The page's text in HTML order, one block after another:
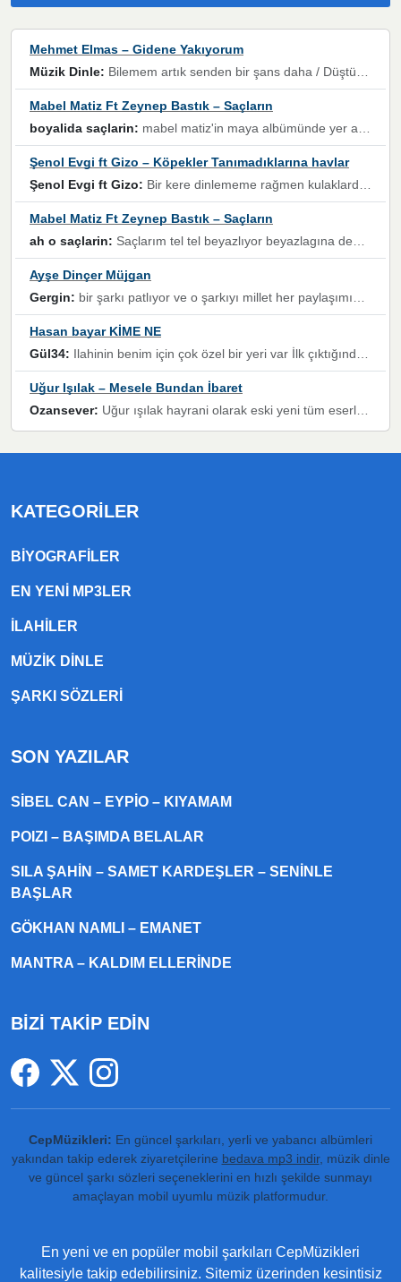
Mehmet Elmas – Gidene Yakıyorum
Müzik Dinle: Bilemem artık senden bir şans daha / Düştüğün zaman ben olmayacağım yanında” dizeleri, artık geçmişin tekrarına izin verilmeyeceğini, kişisel sınırların çizildiğini gösteriyor.
Mabel Matiz Ft Zeynep Bastık – Saçların
boyalida saçlarin: mabel matiz'in maya albümünde yer alan güzellerden. parça da şarkı hani! müzikal altyapısına vurulduğum, sözlerinde kaybolduğum bir parça olmuş.
Şenol Evgi ft Gizo – Köpekler Tanımadıklarına havlar
Şenol Evgi ft Gizo: Bir kere dinlememe rağmen kulaklardan gitmiyor sen sen sen sen kurban ol sen sen sen sen hayran ol yükses ses müzik dinleme sebebisiniz canlar bomba gibi patladınız maşallah
Mabel Matiz Ft Zeynep Bastık – Saçların
ah o saçlarin: Saçlarım tel tel beyazlıyor beyazlagına degil yanımda sen yoksun ona üzülüyorum günler bir bir geçiyor geçen günlere değil sensiz geçen günlere darılıyorum,Dinledikce asla kavusamayacagim ama asla unutamicagim sevdiğim adam için yanar içim
Ayşe Dinçer Müjgan
Gergin: bir şarkı patlıyor ve o şarkıyı millet her paylaşımın altına koyuyor ve öyle bir durum hal alıyor ki şarkıyı dinlemeden şarkıdan bikıyorsun Ama bu enteresan bir şekilde dillere dolanıyor millet olarak seviyoruz dertlerle boğuşurken bir yandan da göbek atmayi))) diyeceklerim bu kadar güzel hoş bir sayfa emeğinize sağlık arkadaşlar kolay gelsin
Hasan bayar KİME NE
Gül34: Ilahinin benim için çok özel bir yeri var İlk çıktığında komşum ne kadar yüksek sesle dinliyorsa orada duymuştum ve YouTube'dan aratıp Bu ilahiyi bulmuştum ve sonra müdavimi oldum günlük Ben de 3-5 kere dinleyip ezberleyip artık ilahiye bende eşlik ediyorum yüksek sesle Allah razı olsun hizmet nimettir Rabbim sizin zahmetlerinize de hayırlı nimetler versin Selam ve dua ile Allah'a emanet olun
Uğur Işılak – Mesele Bundan İbaret
Ozansever: Uğur ışılak hayrani olarak eski yeni tüm eserlerini keyifle huzurla dinleyenlerden birisiyim, emeğine saygı duyan gönül veren bunu en güzel şekilde sevenlerine ulaştıran siz değerli sayfa yöneticilerine de teşekkür ederim
KATEGORILER
BIYOGRAFILER
EN YENI MP3LER
ILAHILER
MÜZIK DINLE
ŞARKI SÖZLERI
SON YAZILAR
SIBEL CAN – EYPIO – KIYAMAM
POIZI – BAŞIMDA BELALAR
SILA ŞAHIN – SAMET KARDEŞLER – SENINLE
BAŞLAR
GÖKHAN NAMLI – EMANET
MANTRA – KALDIM ELLERINDE
BİZİ TAKİP EDİN
CepMüzikleri: En güncel şarkıları, yerli ve yabancı albümleri
yakından takip ederek ziyaretçilerine bedava mp3 indir, müzik dinle
ve güncel şarkı sözleri seçeneklerini en hızlı şekilde sunmayı
amaçlayan mobil uyumlu müzik platformudur.
En yeni ve en popüler mobil şarkıları CepMüzikleri
kalitesiyle takip edebilirsiniz. Sitemiz üzerinden kesintisiz